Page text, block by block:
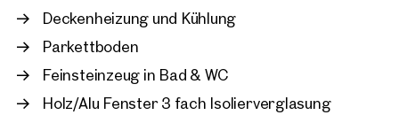
Deckenheizung und Kühlung
Parkettboden
Feinsteinzeug in Bad & WC
Holz/Alu Fenster 3 fach Isolierverglasung